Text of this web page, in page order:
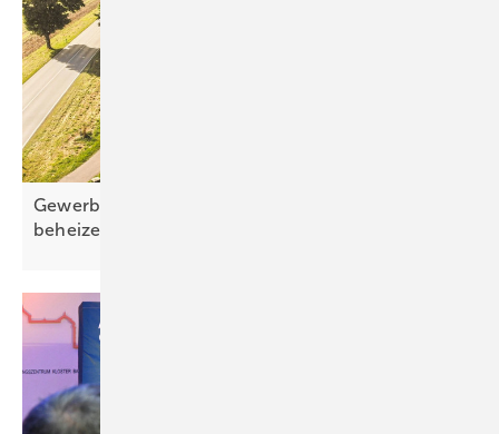
Gewerbegebäude direkt mit Sonnenstrom
beheizen